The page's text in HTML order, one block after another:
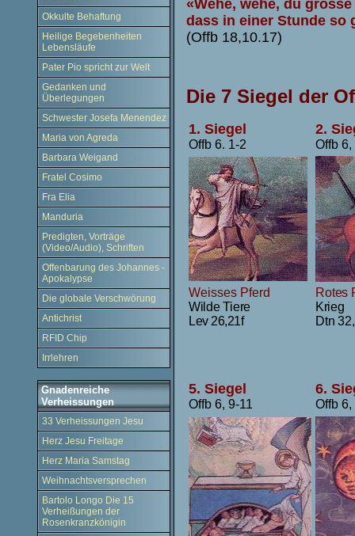
Okkulte Behaftung
Heilige Begebenheiten
Lebensläufe
Pater Pio spricht zur Welt
Gedanken und
Überlegungen
Schwester Josefa Menendez
Maria von Agreda
Barbara Weigand
Fratel Cosimo
Fra Elia
Manduria
Predigten, Vorträge
(Video/Audio), Schriften
Offenbarung des Johannes -
Apokalypse
Die globale Verschwörung
Antichrist
RFID Chip
Irrlehren
Gnadenreiche
Verheissungen
33 Verheissungen Jesu
Herz Jesu Freitage
Herz Maria Samstag
Weihnachtsversprechen
Bartolo Longo Die 15
Verheißungen der
Rosenkranzkönigin
«Wehe, wehe, du
dass in einer Stunde so
(Offb 18,10.17)
Die 7 Siegel der
1. Siegel
Offb 6. 1-2
2.
Offb 6,
Weisses Pferd
Wilde Tiere
Lev 26,21f
Rotes
Krieg
Dtn
5. Siegel
Offb 6, 9-11
6.
Offb